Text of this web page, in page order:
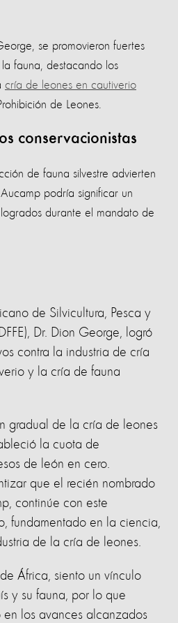
se promovieron fuertes
fauna, destacando los
cría de leones en cautiverio
de Leones.
conservacionistas
de fauna silvestre advierten
podría significar un
durante el mandato de
de Silvicultura, Pesca y
Dr. Dion George, logró
contra la industria de cría
y la cría de fauna
gradual de la cría de leones
la cuota de
de león en cero.
que el recién nombrado
continúe con este
fundamentado en la ciencia,
de la cría de leones.
África, siento un vínculo
y su fauna, por lo que
en los avances alcanzados